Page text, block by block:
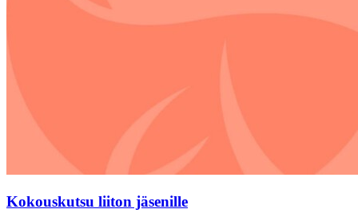
Kokouskutsu liiton jäsenille